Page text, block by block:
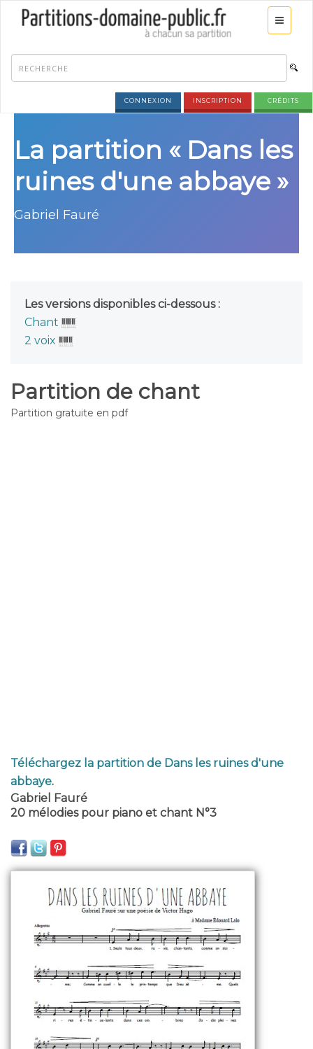
CONNEXION INSCRIPTION CRÉDITS
La partition « Dans les
ruines d'une abbaye »
Gabriel Fauré
Les versions disponibles ci-dessous :
Chant
2 voix
Partition de chant
Partition gratuite en pdf
Téléchargez la partition de Dans les ruines d'une
abbaye.
Gabriel Fauré
20 mélodies pour piano et chant N°3